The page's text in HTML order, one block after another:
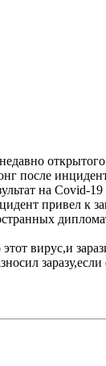
после
на
привел к
вирус,и